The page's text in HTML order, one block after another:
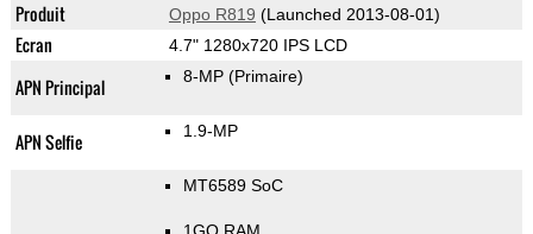
Produit Oppo R819 (Launched 2013-08-01)
Ecran 4.7" 1280x720 IPS LCD
APN Principal 8-MP (Primaire)
APN Selfie 1.9-MP
MT6589 SoC